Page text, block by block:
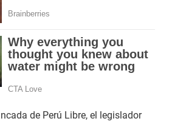
de Perú Libre, el legislador